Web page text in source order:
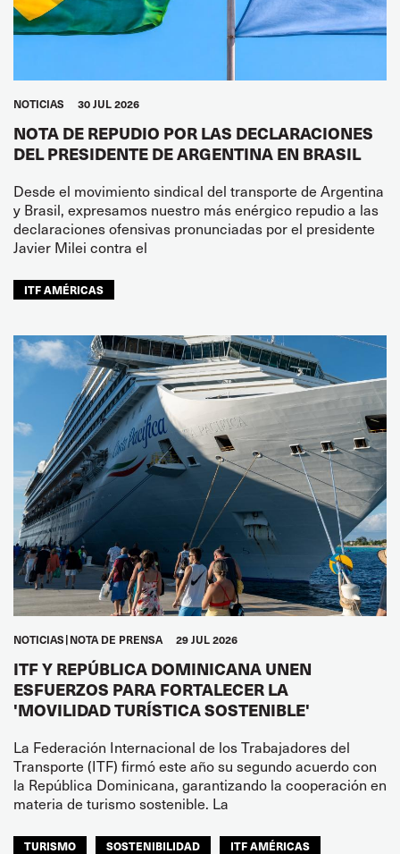
NOTICIAS 30 JUL 2026
NOTA DE REPUDIO POR LAS DECLARACIONES
DEL PRESIDENTE DE ARGENTINA EN BRASIL
Desde el movimiento sindical del transporte de Argentina
y Brasil, expresamos nuestro más enérgico repudio a las
declaraciones ofensivas pronunciadas por el presidente
Javier Milei contra el
ITF AMÉRICAS
NOTICIAS NOTA DE PRENSA 29 JUL 2026
ITF Y REPÚBLICA DOMINICANA UNEN
ESFUERZOS PARA FORTALECER LA
'MOVILIDAD TURÍSTICA SOSTENIBLE'
La Federación Internacional de los Trabajadores del
Transporte (ITF) firmó este año su segundo acuerdo con
la República Dominicana, garantizando la cooperación en
materia de turismo sostenible. La
TURISMO SOSTENIBILIDAD ITF AMÉRICAS